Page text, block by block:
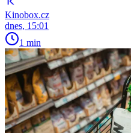
Kinobox.cz
dnes, 15:01
1 min